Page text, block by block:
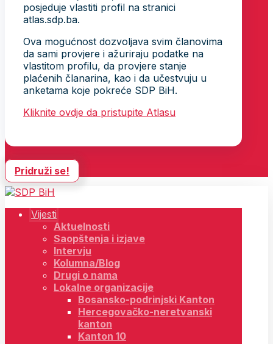
posjeduje vlastiti profil na stranici
atlas.sdp.ba.
Ova mogućnost dozvoljava svim članovima
da sami provjere i ažuriraju podatke na
vlastitom profilu, da provjere stanje
plaćenih članarina, kao i da učestvuju u
anketama koje pokreće SDP BiH.
Kliknite ovdje da pristupite Atlasu
Pridruži se!
Vijesti
Aktuelnosti
Saopštenja i izjave
Intervju
Kolumna/Blog
Drugi o nama
Lokalne organizacije
Bosansko-podrinjski Kanton
Hercegovačko-neretvanski
kanton
Kanton 10